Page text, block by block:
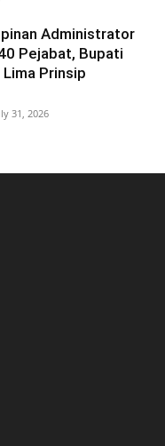
Administrator
Pejabat, Bupati
Prinsip
31, 2026